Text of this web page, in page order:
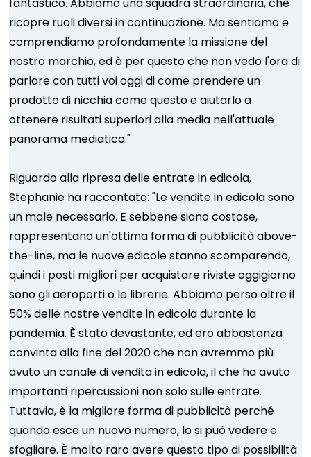
ricopre ruoli diversi in continuazione. Ma sentiamo e
comprendiamo profondamente la missione del
nostro marchio, ed è per questo che non vedo l'ora di
parlare con tutti voi oggi di come prendere un
prodotto di nicchia come questo e aiutarlo a
ottenere risultati superiori alla media nell'attuale
panorama mediatico."
Riguardo alla ripresa delle entrate in edicola,
Stephanie ha raccontato: "Le vendite in edicola sono
un male necessario. E sebbene siano costose,
rappresentano un'ottima forma di pubblicità above-
the-line, ma le nuove edicole stanno scomparendo,
quindi i posti migliori per acquistare riviste oggigiorno
sono gli aeroporti o le librerie. Abbiamo perso oltre il
50% delle nostre vendite in edicola durante la
pandemia. È stato devastante, ed ero abbastanza
convinta alla fine del 2020 che non avremmo più
avuto un canale di vendita in edicola, il che ha avuto
importanti ripercussioni non solo sulle entrate.
Tuttavia, è la migliore forma di pubblicità perché
quando esce un nuovo numero, lo si può vedere e
sfogliare. È molto raro avere questo tipo di possibilità